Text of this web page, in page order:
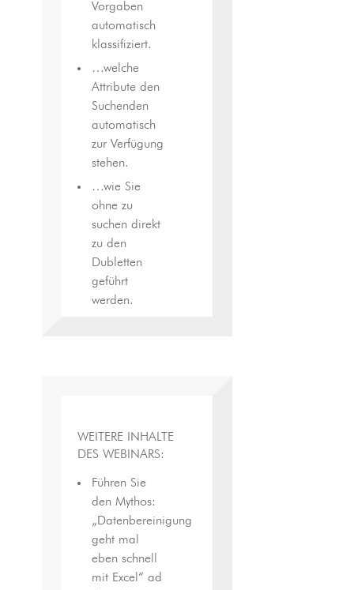
Vorgaben
automatisch
klassifiziert.
…welche
Attribute den
Suchenden
automatisch
zur Verfügung
stehen.
…wie Sie
ohne zu
suchen direkt
zu den
Dubletten
geführt
werden.
WEITERE INHALTE
DES WEBINARS:
Führen Sie
den Mythos:
„Datenbereinigung
geht mal
eben schnell
mit Excel“ ad